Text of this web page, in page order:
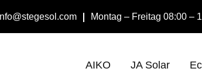
Montag – Freitag 08:00 –
AIKO JA Solar